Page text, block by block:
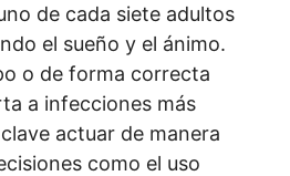
de cada siete adultos
el sueño y el ánimo.
o de forma correcta
a infecciones más
actuar de manera
como el uso